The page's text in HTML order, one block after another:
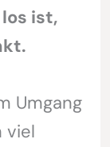
ist,
Umgang
viel